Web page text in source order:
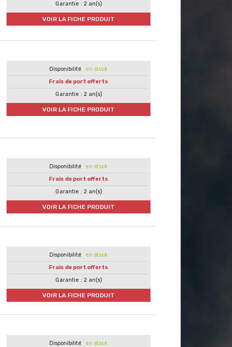
Garantie : 2 an(s)
VOIR LA FICHE PRODUIT
en stock
Frais de port offerts
Garantie : 2 an(s)
VOIR LA FICHE PRODUIT
en stock
Frais de port offerts
Garantie : 2 an(s)
VOIR LA FICHE PRODUIT
en stock
Frais de port offerts
Garantie : 2 an(s)
VOIR LA FICHE PRODUIT
en stock